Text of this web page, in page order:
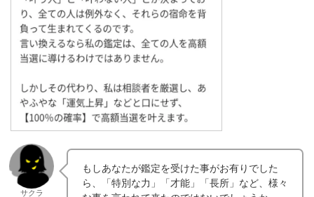
サクラ
もしあなたが鑑定を受けた事がお有りでした
ら、「特別な力」「才能」「長所」など、様々